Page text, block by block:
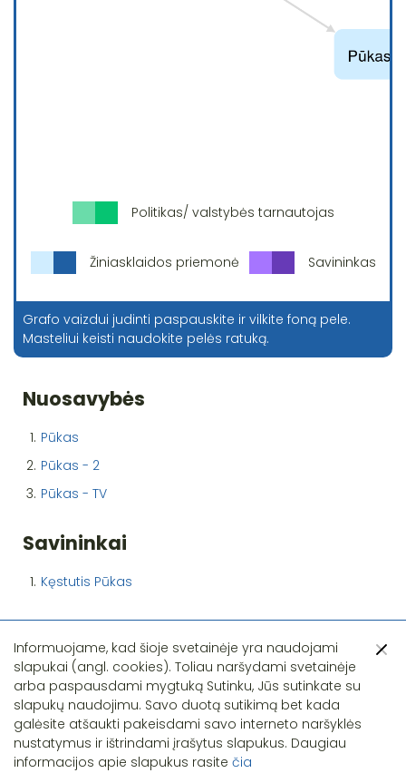
Politikas/ valstybės tarnautojas
Žiniasklaidos priemonė Savininkas
Grafo vaizdui judinti paspauskite ir vilkite foną pele.
Masteliui keisti naudokite pelės ratuką.
Nuosavybės
1. Pūkas
2. Pūkas - 2
3. Pūkas - TV
Savininkai
1. Kęstutis Pūkas
Pastebėjote klaidą?
Informuojame, kad šioje svetainėje yra naudojami
slapukai (angl. cookies). Toliau naršydami svetainėje
arba paspausdami mygtuką Sutinku, Jūs sutinkate su
slapukų naudojimu. Savo duotą sutikimą bet kada
galėsite atšaukti pakeisdami savo interneto naršyklės
nustatymus ir ištrindami įrašytus slapukus. Daugiau
informacijos apie slapukus rasite čia